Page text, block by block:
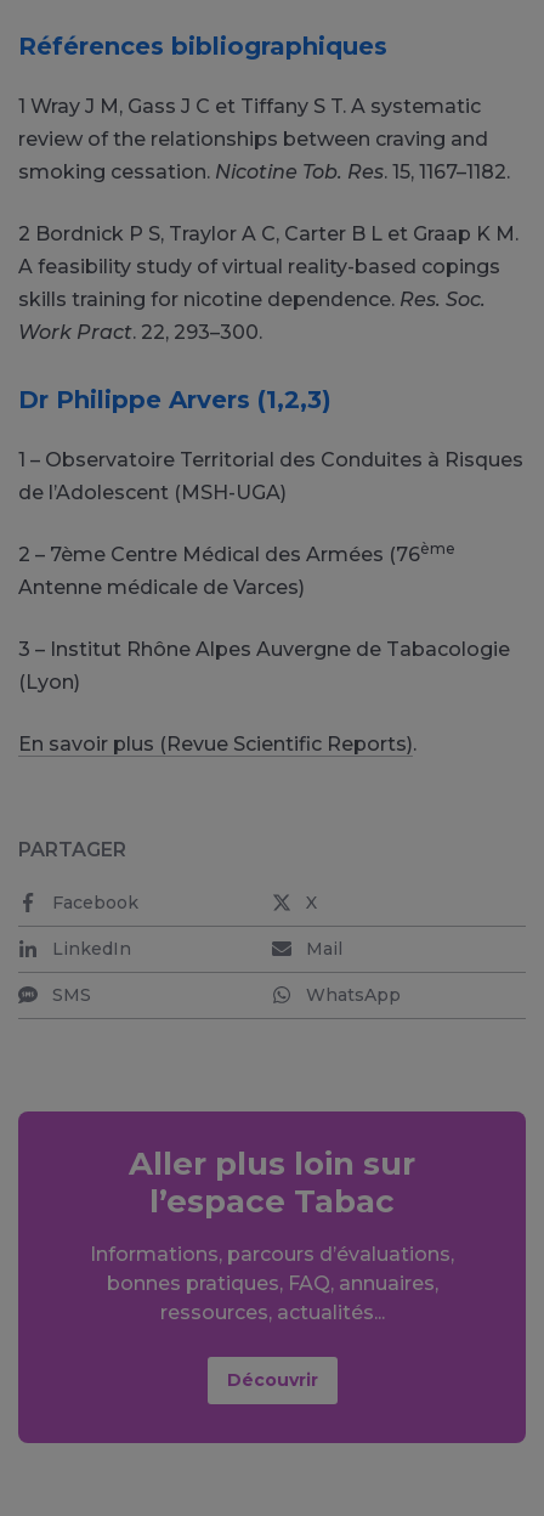
Références bibliographiques
1 Wray J M, Gass J C et Tiffany S T. A systematic
review of the relationships between craving and
smoking cessation. Nicotine Tob. Res. 15, 1167–1182.
2 Bordnick P S, Traylor A C, Carter B L et Graap K M.
A feasibility study of virtual reality-based copings
skills training for nicotine dependence. Res. Soc.
Work Pract. 22, 293–300.
Dr Philippe Arvers (1,2,3)
1 – Observatoire Territorial des Conduites à Risques
de l’Adolescent (MSH-UGA)
2 – 7ème Centre Médical des Armées (76ème
Antenne médicale de Varces)
3 – Institut Rhône Alpes Auvergne de Tabacologie
(Lyon)
En savoir plus (Revue Scientific Reports).
PARTAGER
Facebook X
LinkedIn Mail
SMS WhatsApp
Aller plus loin sur
l’espace Tabac
Informations, parcours d’évaluations,
bonnes pratiques, FAQ, annuaires,
ressources, actualités...
Découvrir